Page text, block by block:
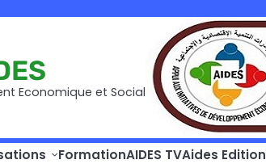
Economique et Social
FormationAIDES TVAides Edition